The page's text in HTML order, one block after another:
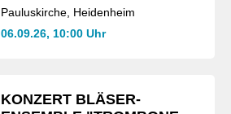
Pauluskirche, Heidenheim
06.09.26, 10:00 Uhr
KONZERT BLÄSER-